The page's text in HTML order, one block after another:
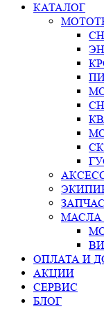
КАТАЛОГ
ОПЛАТА И
АКЦИИ
СЕРВИС
БЛОГ